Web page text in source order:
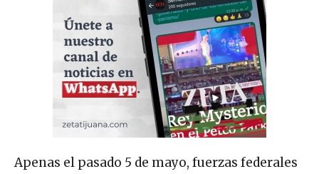
Apenas el pasado 5 de mayo, fuerzas federales